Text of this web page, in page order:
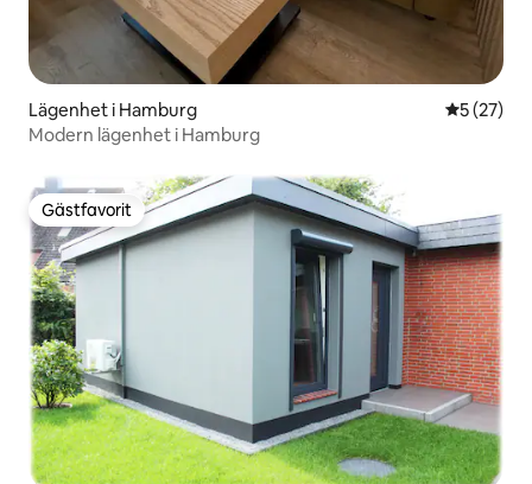
Lägenhet i Hamburg 5 av 5 i
5 (27)
Modern lägenhet i Hamburg
Gästfavorit
Gästfavorit